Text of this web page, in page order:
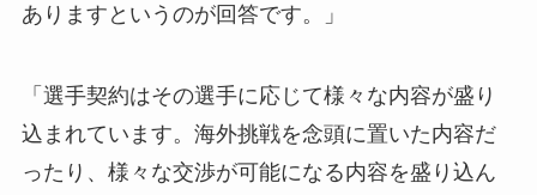
ありますというのが回答です。」
「選手契約はその選手に応じて様々な内容が盛り
込まれています。海外挑戦を念頭に置いた内容だ
ったり、様々な交渉が可能になる内容を盛り込ん